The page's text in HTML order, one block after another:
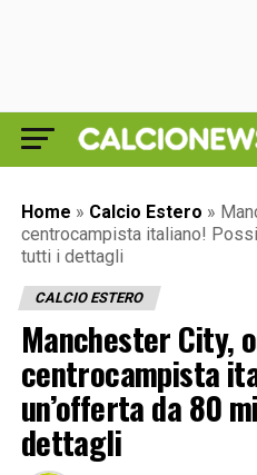
Home » Calcio Estero »
centrocampista italiano!
tutti i dettagli
CALCIO ESTERO
Manchester City,
centrocampista
un’offerta da 80
dettagli